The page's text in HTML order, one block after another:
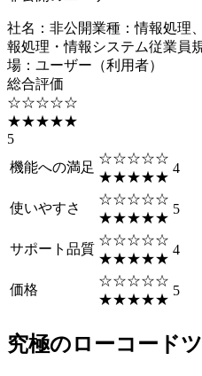
社名 ： 非公開業種 ：情報処理
報処理・情報システム従業員
場 ： ユーザー（利用者）
総合評価
☆☆☆☆☆
★★★★★
5
機能への満足
☆☆☆☆☆
★★★★★
4
使いやすさ
☆☆☆☆☆
★★★★★
5
サポート品質
☆☆☆☆☆
★★★★★
4
価格
☆☆☆☆☆
★★★★★
5
究極のローコード